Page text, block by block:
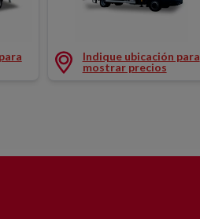
Indique ubicación para
mostrar precios